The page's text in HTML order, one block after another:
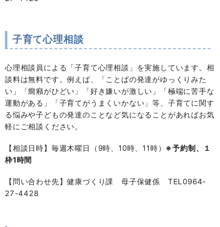
子育て心理相談
心理相談員による「子育て心理相談」を実施しています。相
談料は無料です。例えば、「ことばの発達がゆっくりみた
い」「癇癪がひどい」「好き嫌いが激しい」「極端に苦手な
運動がある」「子育てがうまくいかない」等、子育てに関す
る悩みや子どもの発達のことなど気になることがあればお気
軽にご相談ください。
【相談日時】毎週木曜日（9時、10時、11時） ※予約制、１
枠1時間
【問い合わせ先】健康づくり課 母子保健係 TEL0964-
27-4428